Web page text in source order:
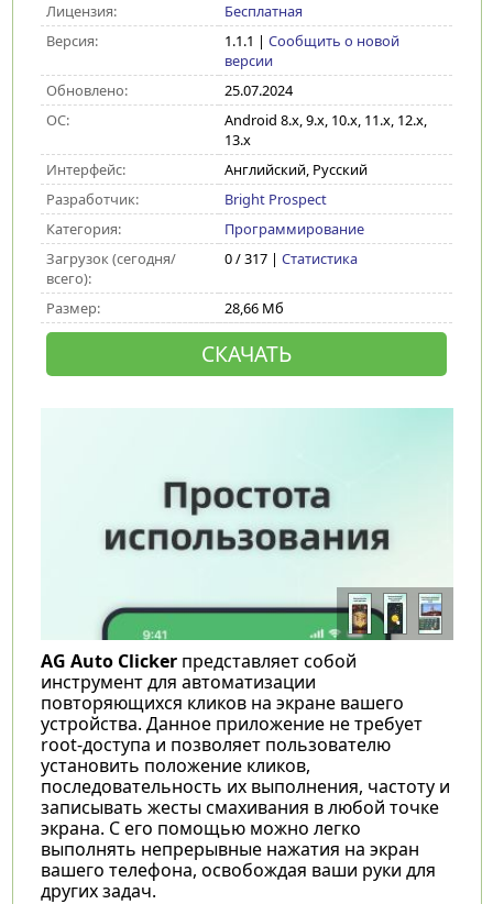
Лицензия:
Бесплатная
Версия:
1.1.1 | Сообщить о новой
версии
Обновлено:
25.07.2024
ОС:
Android 8.x, 9.x, 10.x, 11.x, 12.x,
13.x
Интерфейс:
Английский, Русский
Разработчик:
Bright Prospect
Категория:
Программирование
Загрузок (сегодня/
всего):
0 / 317 | Статистика
Размер: 28,66 Мб
СКАЧАТЬ
AG Auto Clickerпредставляет собой
инструмент для автоматизации
повторяющихся кликов на экране вашего
устройства. Данное приложение не требует
root-доступа и позволяет пользователю
установить положение кликов,
последовательность их выполнения, частоту и
записывать жесты смахивания в любой точке
экрана. С его помощью можно легко
выполнять непрерывные нажатия на экран
вашего телефона, освобождая ваши руки для
других задач.